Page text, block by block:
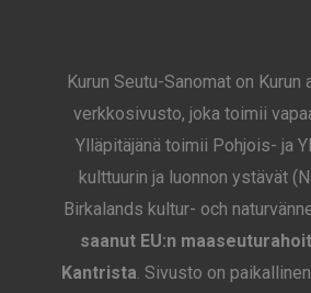
Kurun Seutu-Sanomat on Kurun
verkkosivusto, joka toimii
Ylläpitäjänä toimii Pohjois- ja
kulttuurin ja luonnon ystävät
Birkalands kultur- och
saanut EU:n
Kantrista. Sivusto on